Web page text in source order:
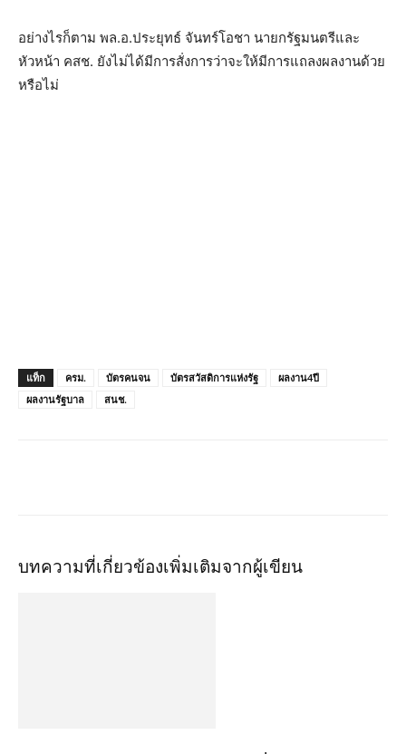
อย่างไรก็ตาม พล.อ.ประยุทธ์ จันทร์โอชา นายกรัฐมนตรีและ
หัวหน้า คสช. ยังไม่ได้มีการสั่งการว่าจะให้มีการแถลงผลงานด้วย
หรือไม่
แท็ก ครม. บัตรคนจน บัตรสวัสดิการแห่งรัฐ
ผลงาน4ปี
ผลงานรัฐบาล
สนช.
บทความที่เกี่ยวข้องเพิ่มเติมจากผู้เขียน